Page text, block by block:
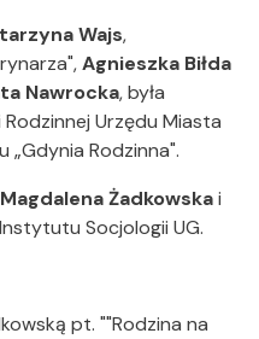
Wajs,
Agnieszka Biłda
Nawrocka, była
Urzędu Miasta
Rodzinna".
Żadkowskai
Socjologii UG.
pt. ""Rodzina na